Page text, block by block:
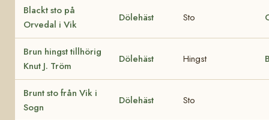
Blackt sto på
Orvedal i Vik
Dölehäst Sto
Brun hingst tillhörig
Knut J. Tröm
Dölehäst Hingst
Brunt sto från Vik i
Sogn
Dölehäst Sto